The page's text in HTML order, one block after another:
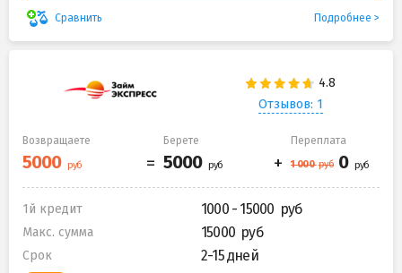
Сравнить Подробнее
Отзывов: 1
Возвращаете Берете Переплата
1й кредит 1000 - 15000
Макс. сумма 15000
Срок 2-15 дней